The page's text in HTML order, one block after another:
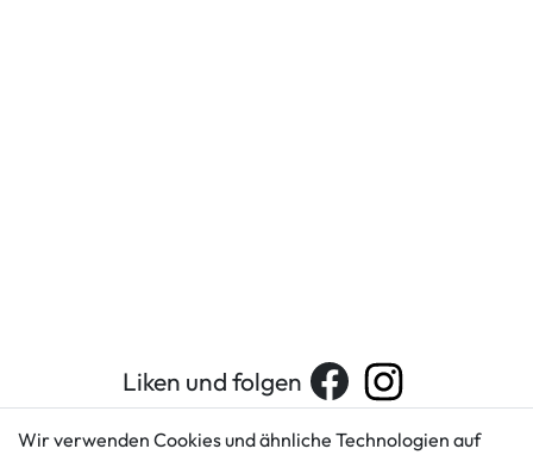
Liken und folgen
Wir verwenden Cookies und ähnliche Technologien auf